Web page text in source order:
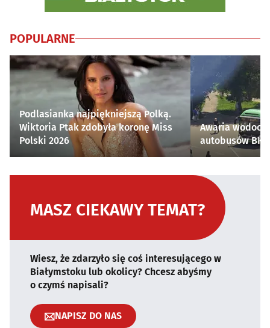
POPULARNE
Podlasianka najpiękniejszą Polką.
Wiktoria Ptak zdobyła koronę Miss
Polski 2026
Awaria
autobusów
MASZ CIEKAWY TEMAT?
Wiesz, że zdarzyło się coś interesującego w
Białymstoku lub okolicy? Chcesz abyśmy
o czymś napisali?
NAPISZ DO NAS